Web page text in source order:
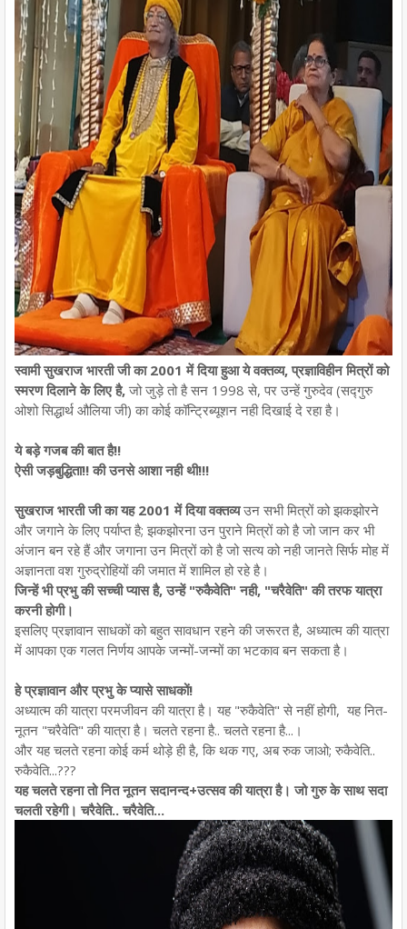
स्वामी सुखराज भारती जी का 2001 में दिया हुआ ये वक्तव्य, प्रज्ञाविहीन मित्रों को
स्मरण दिलाने के लिए है, जो जुड़े तो है सन 1998 से, पर उन्हें गुरुदेव (सद्गुरु
ओशो सिद्धार्थ औलिया जी) का कोई कॉन्ट्रिब्यूशन नही दिखाई दे रहा है।
ये बड़े गजब की बात है!!
ऐसी जड़बुद्धिता!! की उनसे आशा नही थी!!!
सुखराज भारती जी का यह 2001 में दिया वक्तव्यउन सभी मित्रों को झकझोरने
और जगाने के लिए पर्याप्त है; झकझोरना उन पुराने मित्रों को है जो जान कर भी
अंजान बन रहे हैं और जगाना उन मित्रों को है जो सत्य को नही जानते सिर्फ मोह में
अज्ञानता वश गुरुद्रोहियों की जमात में शामिल हो रहे है।
जिन्हें भी प्रभु की सच्ची प्यास है, उन्हें "रुकैवेति" नही, "चरैवेति" की तरफ यात्रा
करनी होगी।
इसलिए प्रज्ञावान साधकों को बहुत सावधान रहने की जरूरत है, अध्यात्म की यात्रा
में आपका एक गलत निर्णय आपके जन्मों-जन्मों का भटकाव बन सकता है।
हे प्रज्ञावान और प्रभु के प्यासे साधकों!
अध्यात्म की यात्रा परमजीवन की यात्रा है। यह "रुकैवेति" से नहीं होगी, यह नित-
नूतन "चरैवेति" की यात्रा है। चलते रहना है.. चलते रहना है...।
और यह चलते रहना कोई कर्म थोड़े ही है, कि थक गए, अब रुक जाओ; रुकैवेति..
रुकैवेति...???
यह चलते रहना तो नित नूतन सदानन्द+उत्सव की यात्रा है। जो गुरु के साथ सदा
चलती रहेगी। चरैवेति.. चरैवेति...